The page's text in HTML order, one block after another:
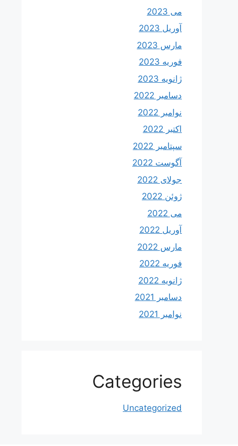
می 2023
آوریل 2023
مارس 2023
فوریه 2023
ژانویه 2023
دسامبر 2022
نوامبر 2022
اکتبر 2022
سپتامبر 2022
آگوست 2022
جولای 2022
ژوئن 2022
می 2022
آوریل 2022
مارس 2022
فوریه 2022
ژانویه 2022
دسامبر 2021
نوامبر 2021
Categories
Uncategorized